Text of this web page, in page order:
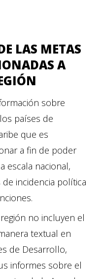
LAS METAS
A
sobre
países de
que es
a fin de poder
escala nacional,
incidencia política
no incluyen el
textual en
de Desarrollo,
informes sobre el